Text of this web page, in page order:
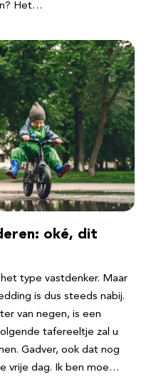
Het…
oké, dit
type vastdenker. Maar
is dus steeds nabij.
van negen, is een
tafereeltje zal u
Gadver, ook dat nog
vrije dag. Ik ben moe…